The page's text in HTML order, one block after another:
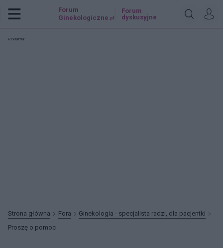
Forum
Ginekologiczne .pl
Forum
dyskusyjne
Reklama:
Strona główna Fora
Ginekologia - specjalista radzi, dla pacjentki
Proszę o pomoc